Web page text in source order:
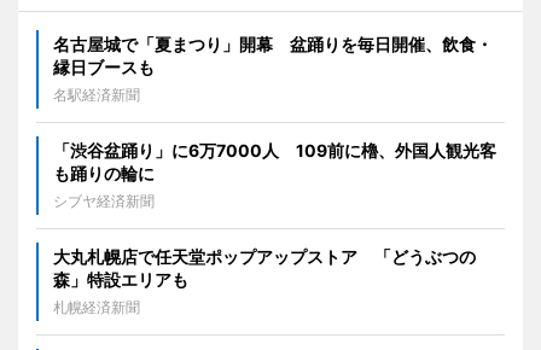
名古屋城で「夏まつり」開幕 盆踊りを毎日開催、飲食・
縁日ブースも
名駅経済新聞
「渋谷盆踊り」に6万7000人 109前に櫓、外国人観光客
も踊りの輪に
シブヤ経済新聞
大丸札幌店で任天堂ポップアップストア 「どうぶつの
森」特設エリアも
札幌経済新聞